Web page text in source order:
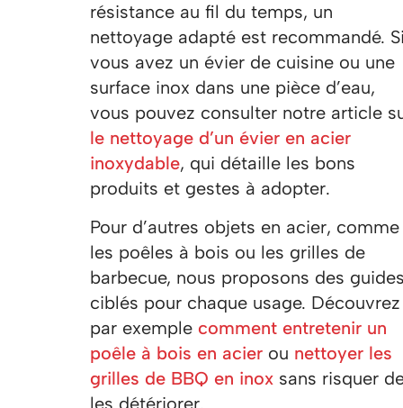
résistance au fil du temps, un
nettoyage adapté est recommandé.
vous avez un évier de cuisine ou une
surface inox dans une pièce d’eau,
vous pouvez consulter notre article
le nettoyage d’un évier en acier
inoxydable, qui détaille les bons
produits et gestes à adopter.
Pour d’autres objets en acier, comme
les poêles à bois ou les grilles de
barbecue, nous proposons des
ciblés pour chaque usage. Découvrez
par exemple comment entretenir un
poêle à bois en acier ou nettoyer les
grilles de BBQ en inox sans risquer
les détériorer.